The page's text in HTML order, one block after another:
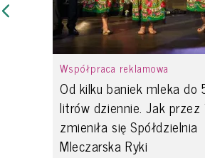
Współpraca reklamowa
Od kilku baniek mleka do
litrów dziennie. Jak
zmieniła się Spółdzielnia
Mleczarska Ryki